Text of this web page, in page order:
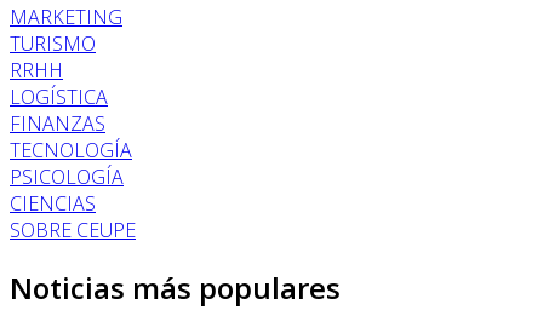
MARKETING
TURISMO
RRHH
LOGÍSTICA
FINANZAS
TECNOLOGÍA
PSICOLOGÍA
CIENCIAS
SOBRE CEUPE
Noticias más populares